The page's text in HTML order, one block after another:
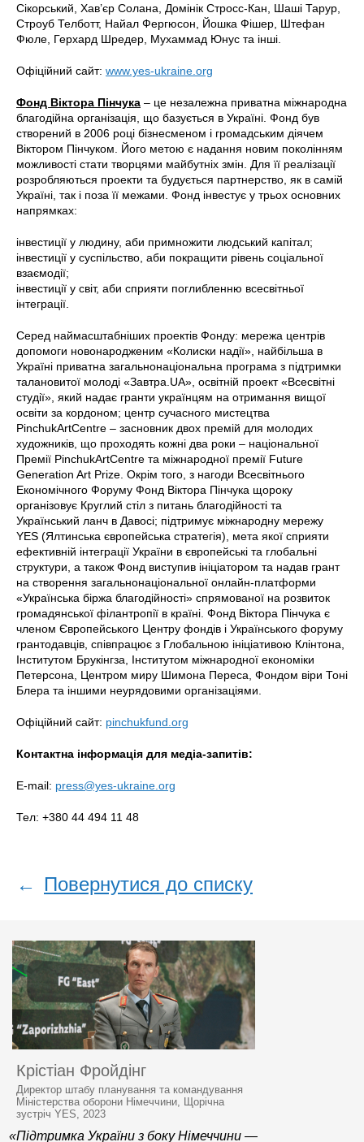
Сікорський, Хав’єр Солана, Домінік Стросс-Кан, Шаші Тарур,
Строуб Телботт, Найал Фергюсон, Йошка Фішер, Штефан
Фюле, Герхард Шредер, Мухаммад Юнус та інші.
Офіційний сайт: www.yes-ukraine.org
Фонд Віктора Пінчука – це незалежна приватна міжнародна
благодійна організація, що базується в Україні. Фонд був
створений в 2006 році бізнесменом і громадським діячем
Віктором Пінчуком. Його метою є надання новим поколінням
можливості стати творцями майбутніх змін. Для її реалізації
розробляються проекти та будується партнерство, як в самій
Україні, так і поза її межами. Фонд інвестує у трьох основних
напрямках:
інвестиції у людину, аби примножити людський капітал;
інвестиції у суспільство, аби покращити рівень соціальної
взаємодії;
інвестиції у світ, аби сприяти поглибленню всесвітньої
інтеграції.
Серед наймасштабніших проектів Фонду: мережа центрів
допомоги новонародженим «Колиски надії», найбільша в
Україні приватна загальнонаціональна програма з підтримки
талановитої молоді «Завтра.UA», освітній проект «Всесвітні
студії», який надає гранти українцям на отримання вищої
освіти за кордоном; центр сучасного мистецтва
PinchukArtCentre – засновник двох премій для молодих
художників, що проходять кожні два роки – національної
Премії PinchukArtCentre та міжнародної премії Future
Generation Art Prize. Окрім того, з нагоди Всесвітнього
Економічного Форуму Фонд Віктора Пінчука щороку
організовує Круглий стіл з питань благодійності та
Український ланч в Давосі; підтримує міжнародну мережу
YES (Ялтинська європейська стратегія), мета якої сприяти
ефективній інтеграції України в європейські та глобальні
структури, а також Фонд виступив ініціатором та надав грант
на створення загальнонаціональної онлайн-платформи
«Українська біржа благодійності» спрямованої на розвиток
громадянської філантропії в країні. Фонд Віктора Пінчука є
членом Європейського Центру фондів і Українського форуму
грантодавців, співпрацює з Глобальною ініціативою Клінтона,
Інститутом Брукінгза, Інститутом міжнародної економіки
Петерсона, Центром миру Шимона Переса, Фондом віри Тоні
Блера та іншими неурядовими організаціями.
Офіційний сайт: pinchukfund.org
Контактна інформація для медіа-запитів:
E-mail: press@yes-ukraine.org
Тел: +380 44 494 11 48
← Повернутися до списку
Крістіан Фройдінг
Директор штабу планування та командування
Міністерства оборони Німеччини, Щорічна
зустріч YES, 2023
«Підтримка України з боку Німеччини —